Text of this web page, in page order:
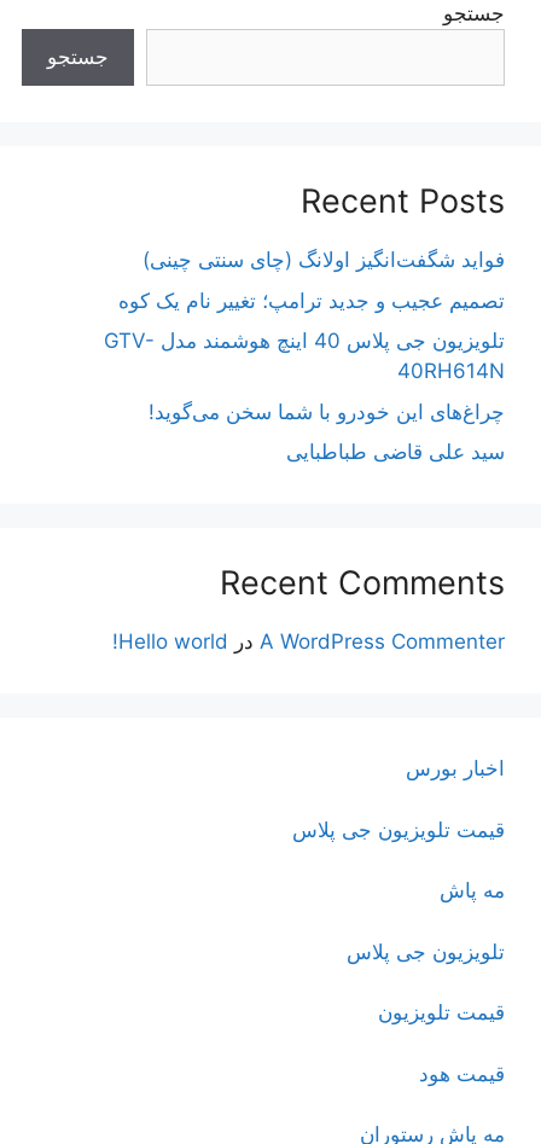
جستجو
جستجو
Recent Posts
فواید شگفت‌انگیز اولانگ (چای سنتی چینی)
تصمیم عجیب و جدید ترامپ؛ تغییر نام یک کوه
تلویزیون جی پلاس 40 اینچ هوشمند مدل GTV-
40RH614N
چراغ‌های این خودرو با شما سخن می‌گوید!
سید علی قاضی طباطبایی
Recent Comments
A WordPress Commenter در Hello world!
اخبار بورس
قیمت تلویزیون جی پلاس
مه پاش
تلویزیون جی پلاس
قیمت تلویزیون
قیمت هود
مه پاش رستوران